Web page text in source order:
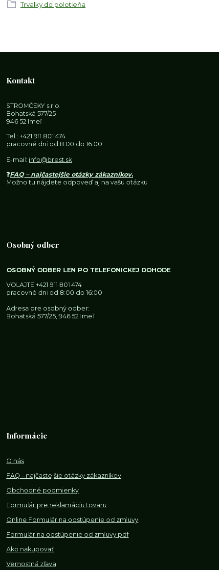
Trvalky do polotieňa
Kontakt
STROMČEKY s.r.o.
Bohatská 577/25
946 52 Imeľ
Tel.:+421 911 801 474
pracovné dni od 8:00 do 16:00
E-mail: info@brest.sk
❓FAQ – najčastejšie otázky zákazníkov.
Možno tu nájdete odpoveď aj na vašu otázku
Osobný odber
OSOBNÝ ODBER LEN PO TELEFONICKEJ DOHODE
VOLAJTE+421 911 801 474
pracovné dni od 8:00 do 16:00
Adresa pre osobný odber:
Bohatská 577/25, 946 52 Imeľ
Informácie
O nás
FAQ – najčastejšie otázky zákazníkov
Obchodné podmienky
Formulár pre reklamáciu tovaru
Online Formulár na odstúpenie od zmluvy
Formulár na odstúpenie od zmluvy pdf
Ako nakupovať
Vernostná zľava